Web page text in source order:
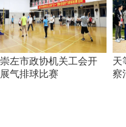
崇左市政协机关工会开
展气排球比赛
天
察